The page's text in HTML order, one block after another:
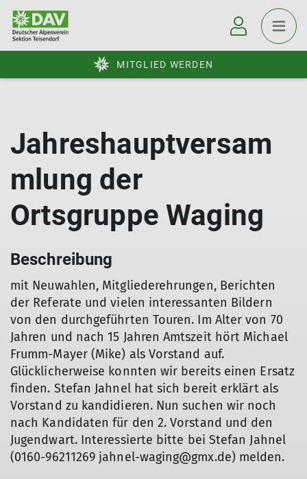
MITGLIED WERDEN
Jahreshauptversam
mlung der
Ortsgruppe Waging
Beschreibung
mit Neuwahlen, Mitgliederehrungen, Berichten
der Referate und vielen interessanten Bildern
von den durchgeführten Touren. Im Alter von 70
Jahren und nach 15 Jahren Amtszeit hört Michael
Frumm-Mayer (Mike) als Vorstand auf.
Glücklicherweise konnten wir bereits einen Ersatz
finden. Stefan Jahnel hat sich bereit erklärt als
Vorstand zu kandidieren. Nun suchen wir noch
nach Kandidaten für den 2. Vorstand und den
Jugendwart. Interessierte bitte bei Stefan Jahnel
(0160-96211269 jahnel-waging@gmx.de) melden.